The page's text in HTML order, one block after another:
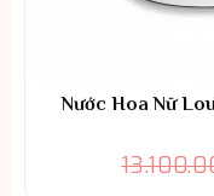
Nước Hoa Nữ